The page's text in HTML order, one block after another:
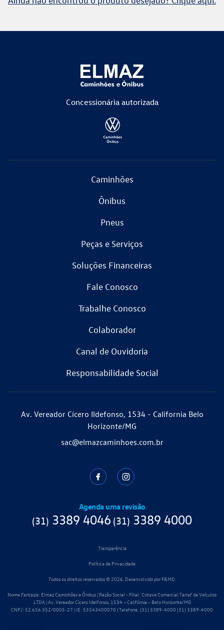
Concessionáriaautorizada
Caminhões
Ônibus
Pneus
Peças e Serviços
Soluções Financeiras
Fale Conosco
Trabalhe Conosco
Colaborador
Canal de Ouvidoria
Responsabilidade Social
Av. Vereador Cícero Ildefonso, 1534 - California Belo
Horizonte/MG
sac@elmazcaminhoes.com.br
Agenda uma revisão
(31) 3389 4046 (31) 3389 4000
Transparência
Política de Privacidade
Todos os direitos reservados © 2026. Desenvolvido por F&MD.
Nome Fantasia: Elmaz Caminhões e Ônibus | Razão Social - Filial: Cotave Comercial Tarraf de Veículos
LTDA | Av. Vereador Cícero Idelfonso, 1534 – Califórnia – Belo Horizonte/MG
CNPJ: 52.656.352/0005-27 | IE: 53543400070 | Telefone: (31) 3389-4000 (31) 3389-4000